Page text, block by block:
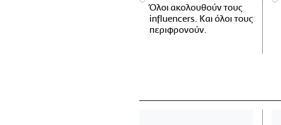
Όλοι ακολουθούν τους
influencers. Και όλοι τους
περιφρονούν.